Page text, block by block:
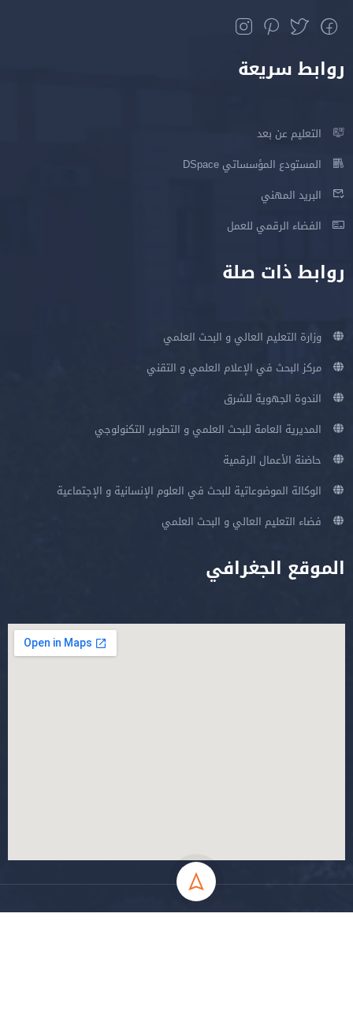
روابط سريعة
التعليم عن بعد
المستودع المؤسساتي DSpace
البريد المهني
الفضاء الرقمي للعمل
روابط ذات صلة
وزارة التعليم العالي و البحث العلمي
مركز البحث في الإعلام العلمي و التقني
الندوة الجهوية للشرق
المديرية العامة للبحث العلمي و التطوير التكنولوجي
حاضنة الأعمال الرقمية
الوكالة الموضوعاتية للبحث في العلوم الإنسانية و الإجتماعية
فضاء التعليم العالي و البحث العلمي
الموقع الجغرافي
جميع الحقوق محفوظة جامعة المسيلة - 2024